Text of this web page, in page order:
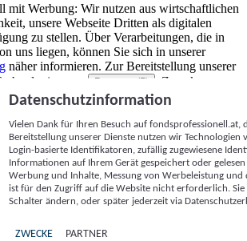
mit Werbung: Wir nutzen aus wirtschaftlichen
unsere Webseite Dritten als digitalen
zu stellen. Über Verarbeitungen, die in
uns liegen, können Sie sich in unserer
näher informieren. Zur Bereitstellung unserer
von
Partnern (5)
. Zwecke:
und Inhalte, Messung von Werbeleistung
Inhalten sowie Zielgruppenforschung.
ähnliche Online-Kennungen (z. B. login-
generierte Kennungen,
können zusammen mit anderen
und Browserinformationen,
unterstützte Technologien usw.) auf
oder von dort ausgelesen werden, um es
wenn es eine App oder einer Webseite
für einen oder mehrere der hier aufgeführten
Datenschutzinformation
Vielen Dank für Ihren Besuch auf
Bereitstellung unserer Dienste nutzen wir Technologien
Login-basierte Identifikatoren, zufällig zugewiesene
Informationen auf Ihrem Gerät gespeichert oder
Werbung und Inhalte, Messung von Werbeleistung
ist für den Zugriff auf die Website nicht erforderlich.
Schalter ändern, oder später jederzeit via
ZWECKE PARTNER